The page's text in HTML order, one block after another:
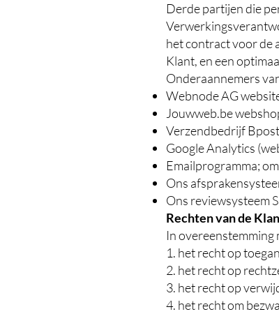
Derde partijen die
het contract voor de
Klant, en een
Onderaannemers
Webnode AG
Jouwweb.be
Verzendbedrijf
Google Analytics
Emailprogramma;
Ons
Ons reviewsysteem
Rechten van de
In overeenstemming
1. het recht op
2. het recht op
3. het recht op
4. het recht om